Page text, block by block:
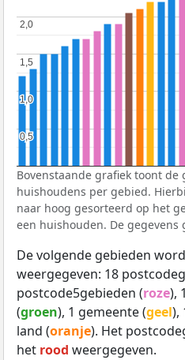
0,5
0,5
1,0
1,0
1,5
1,5
2,0
2,0
Bovenstaande grafiek toont
huishoudens per gebied.
naar hoog gesorteerd op het
een huishouden. De gegevens
De volgende gebieden
weergegeven: 18
postcode5gebieden (roze),
(groen), 1 gemeente (geel),
land (oranje). Het
het rood weergegeven.